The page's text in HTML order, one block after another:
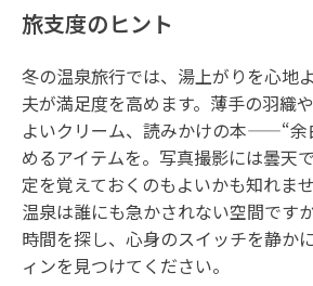
旅支度のヒント
冬の温泉旅行では、湯上がりを心地
夫が満足度を高めます。薄手の羽織
よいクリーム、読みかけの本——“余
めるアイテムを。写真撮影には曇天
定を覚えておくのもよいかも知れま
温泉は誰にも急かされない空間です
時間を探し、心身のスイッチを静か
ィンを見つけてください。